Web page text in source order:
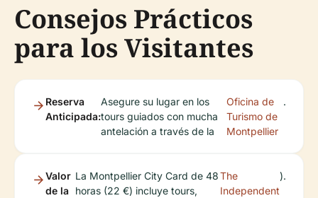
Consejos Prácticos
para los Visitantes
Reserva
Anticipada:
Asegure su lugar en los
tours guiados con mucha
antelación a través de la
Oficina de
Turismo de
Montpellier
.
Valor
de la
La Montpellier City Card de 48
horas (22 €) incluye tours,
The
Independent
).